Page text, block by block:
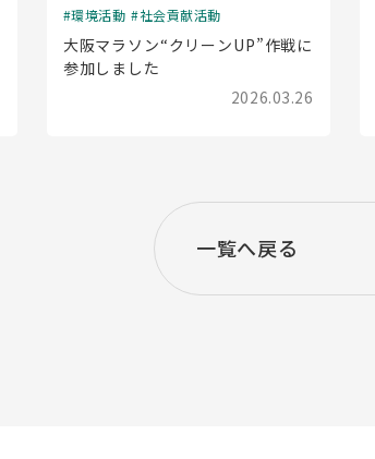
環境活動 社会貢献活動
大阪マラソン“クリーンUP”作戦に
参加しました
2026.03.26
一覧へ戻る